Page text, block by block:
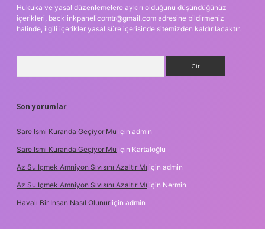
Hukuka ve yasal düzenlemelere aykırı olduğunu düşündüğünüz
içerikleri, backlinkpanelicomtr@gmail.com adresine bildirmeniz
halinde, ilgili içerikler yasal süre içerisinde sitemizden kaldırılacaktır.
Son yorumlar
Sare Ismi Kuranda Geçiyor Mu için admin
Sare Ismi Kuranda Geçiyor Mu için Kartaloğlu
Az Su Içmek Amniyon Sıvısını Azaltır Mı için admin
Az Su Içmek Amniyon Sıvısını Azaltır Mı için Nermin
Havalı Bir Insan Nasıl Olunur için admin